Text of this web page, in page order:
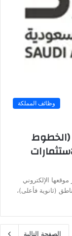
وظائف المملكة
(الخطوط
الإلكتروني
(ثانوية فأعلى)،
الصفحة التالية